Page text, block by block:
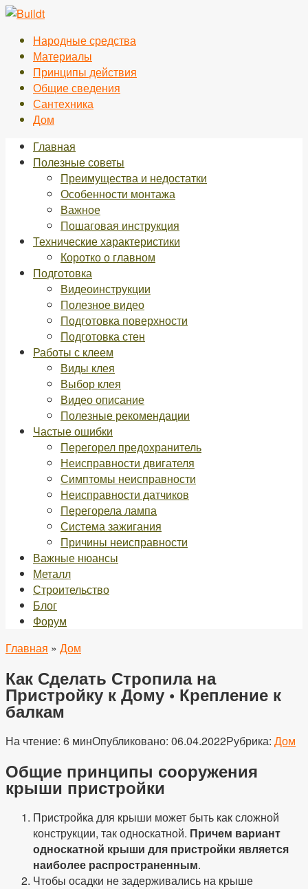
Перейти
контентуНародные средства
Материалы
Принципы действия
Общие сведения
Сантехника
Дом
Главная
Полезные советы
Преимущества и недостатки
Особенности монтажа
Важное
Пошаговая инструкция
Технические характеристики
Коротко о главном
Подготовка
Видеоинструкции
Полезное видео
Подготовка поверхности
Подготовка стен
Работы с клеем
Виды клея
Выбор клея
Видео описание
Полезные рекомендации
Частые ошибки
Перегорел предохранитель
Неисправности двигателя
Симптомы неисправности
Неисправности датчиков
Перегорела лампа
Система зажигания
Причины неисправности
Важные нюансы
Металл
Строительство
Блог
Форум
Главная » Дом
Как Сделать Стропила на
Пристройку к Дому • Крепление к
балкам
На чтение: 6 минОпубликовано: 06.04.2022Рубрика: Дом
Общие принципы сооружения
крыши пристройки
Пристройка для крыши может быть как сложной
конструкции, так односкатной. Причем вариант
односкатной крыши для пристройки является
наиболее распространенным.
Чтобы осадки не задерживались на крыше